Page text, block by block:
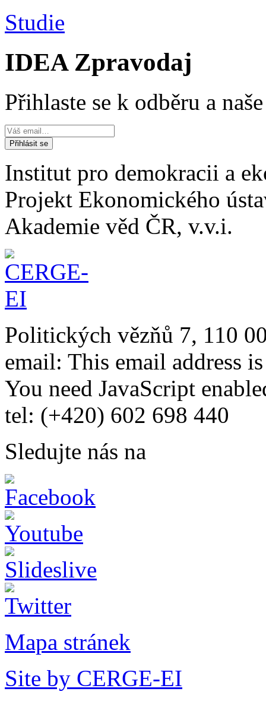
Studie
IDEA Zpravodaj
Přihlaste se k odběru a
Institut pro demokracii a
Projekt Ekonomického
Akademie věd ČR, v.v.i.
Politických vězňů 7, 110
email: This email address
You need JavaScript
tel: (+420) 602 698 440
Sledujte nás na
Mapa stránek
Site by CERGE-EI